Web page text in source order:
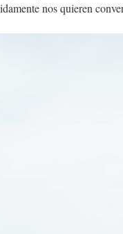
nos quieren